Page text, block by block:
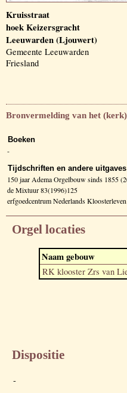
Kruisstraat
hoek Keizersgracht
Leeuwarden (Ljouwert)
Gemeente Leeuwarden
Friesland
Bronvermelding van het
Boeken
-
Tijdschriften en andere uitgaves
150 jaar Adema Orgelbouw sinds 1855
de Mixtuur 83(1996)125
erfgoedcentrum Nederlands Kloosterleven
Orgel locaties
Naam gebouw
RK klooster Zrs van
Dispositie
-